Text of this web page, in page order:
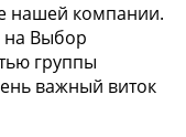
нашей компании.
на Выбор
группы
важный виток